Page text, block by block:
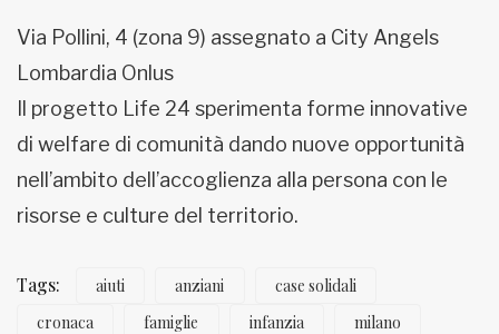
Via Pollini, 4 (zona 9) assegnato a City Angels
Lombardia Onlus
Il progetto Life 24 sperimenta forme innovative
di welfare di comunità dando nuove opportunità
nell’ambito dell’accoglienza alla persona con le
risorse e culture del territorio.
Tags: aiuti anziani
case solidali
cronaca
famiglie infanzia
milano